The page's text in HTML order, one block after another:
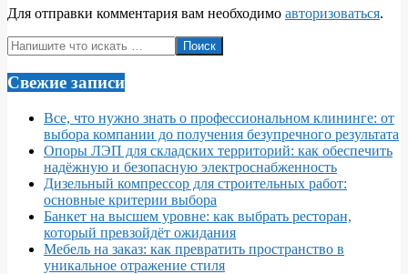
Для отправки комментария вам необходимо авторизоваться.
Поиск
Свежие записи
Все, что нужно знать о профессиональном клининге: от
выбора компании до получения безупречного результата
Опоры ЛЭП для складских территорий: как обеспечить
надёжную и безопасную электроснабженность
Дизельный компрессор для строительных работ:
основные критерии выбора
Банкет на высшем уровне: как выбрать ресторан,
который превзойдёт ожидания
Мебель на заказ: как превратить пространство в
уникальное отражение стиля